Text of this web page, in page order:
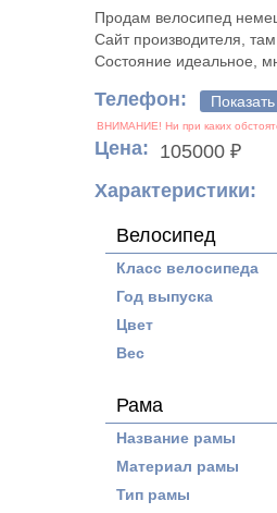
Продам велосипед
Сайт производителя,
Состояние идеальное,
Телефон:
Цена: 105000 ₽
Характеристики:
Велосипед
Класс велосипеда
Год выпуска
Цвет
Вес
Рама
Название рамы
Материал рамы
Тип рамы